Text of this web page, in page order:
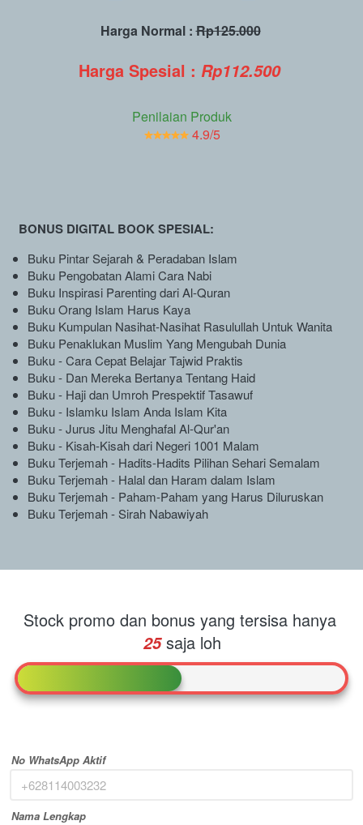
Harga Normal : Rp125.000
Harga Spesial : Rp112.500
Penilaian Produk
4.9/5
BONUS DIGITAL BOOK SPESIAL:
Buku Pintar Sejarah & Peradaban Islam
Buku Pengobatan Alami Cara Nabi
Buku Inspirasi Parenting dari Al-Quran
Buku Orang Islam Harus Kaya
Buku Kumpulan Nasihat-Nasihat Rasulullah Untuk Wanita
Buku Penaklukan Muslim Yang Mengubah Dunia
Buku - Cara Cepat Belajar Tajwid Praktis
Buku - Dan Mereka Bertanya Tentang Haid
Buku - Haji dan Umroh Prespektif Tasawuf
Buku - Islamku Islam Anda Islam Kita
Buku - Jurus Jitu Menghafal Al-Qur'an
Buku - Kisah-Kisah dari Negeri 1001 Malam
Buku Terjemah - Hadits-Hadits Pilihan Sehari Semalam
Buku Terjemah - Halal dan Haram dalam Islam
Buku Terjemah - Paham-Paham yang Harus Diluruskan
Buku Terjemah - Sirah Nabawiyah
Stock promo dan bonus yang tersisa hanya
25 saja loh
No WhatsApp Aktif
Nama Lengkap